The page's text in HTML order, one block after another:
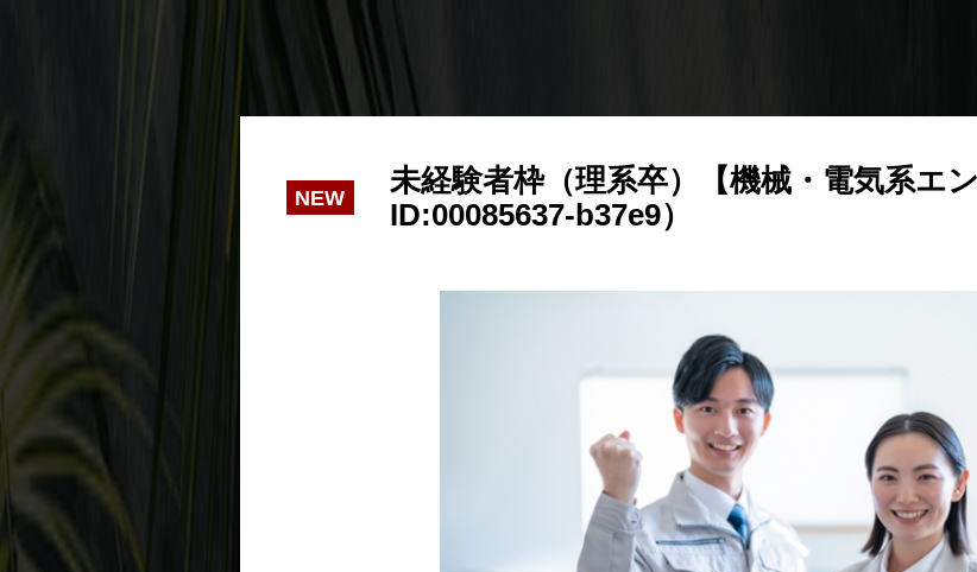
NEW
未経験者枠（理系卒）【機械・電気系エ
ID:00085637-b37e9）